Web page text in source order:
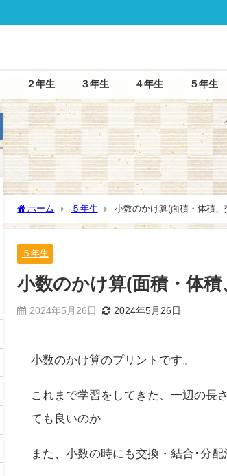
２年生 ３年生 ４年生 ５年生
ホーム ５年生 小数のかけ算(面積・体積、
５年生
小数のかけ算(面積・体積
2024年5月26日 2024年5月26日
小数のかけ算のプリントです。
これまで学習をしてきた、一辺の長
ても良いのか
また、小数の時にも交換・結合･分
５年生 ６年生